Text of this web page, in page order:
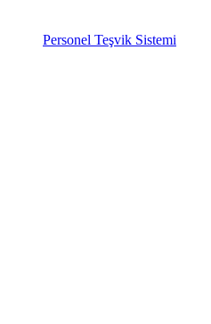
Personel Teşvik Sistemi